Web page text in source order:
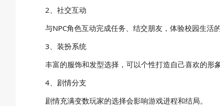
2、社交互动
与NPC角色互动完成任务、结交朋友，体验校园生活
3、装扮系统
丰富的服饰和发型选择，可以个性打造自己喜欢的形
4、剧情分支
剧情充满变数玩家的选择会影响游戏进程和结局。